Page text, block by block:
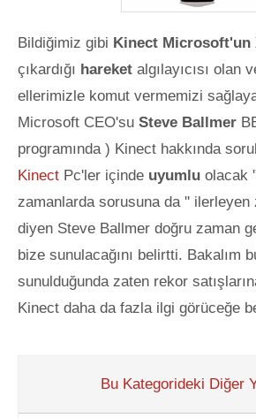
Bildiğimiz gibi Kinect Microsoft'un
çıkardığı hareket algılayıcısı olan
ellerimizle komut vermemizi
Microsoft CEO'su Steve Ballmer
programında ) Kinect hakkında
Kinect Pc'ler içinde uyumlu olacak
zamanlarda sorusuna da '' ilerleyen
diyen Steve Ballmer doğru zaman
bize sunulacağını belirtti. Bakalım
sunulduğunda zaten rekor
Kinect daha da fazla ilgi görüceğe
Bu Kategorideki Diğer